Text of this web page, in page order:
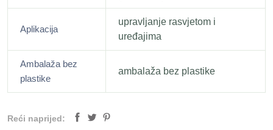
Aplikacija
upravljanje rasvjetom i
uređajima
Ambalaža bez
plastike
ambalaža bez plastike
Reći naprijed: